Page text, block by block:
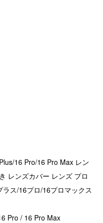
16 Pro/16 Pro Max レン
レンズカバー レンズ プロ
ス/16プロ/16プロマックス
Pro / 16 Pro Max